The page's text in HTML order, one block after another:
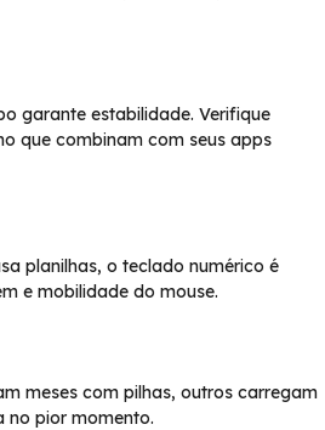
garante estabilidade. Verifique
que combinam com seus apps
planilhas, o teclado numérico é
e mobilidade do mouse.
meses com pilhas, outros carregam
no pior momento.